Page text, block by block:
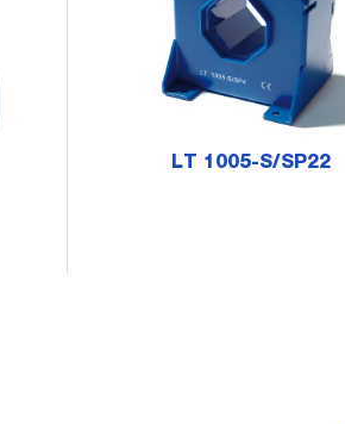
LT 1005-S/SP22